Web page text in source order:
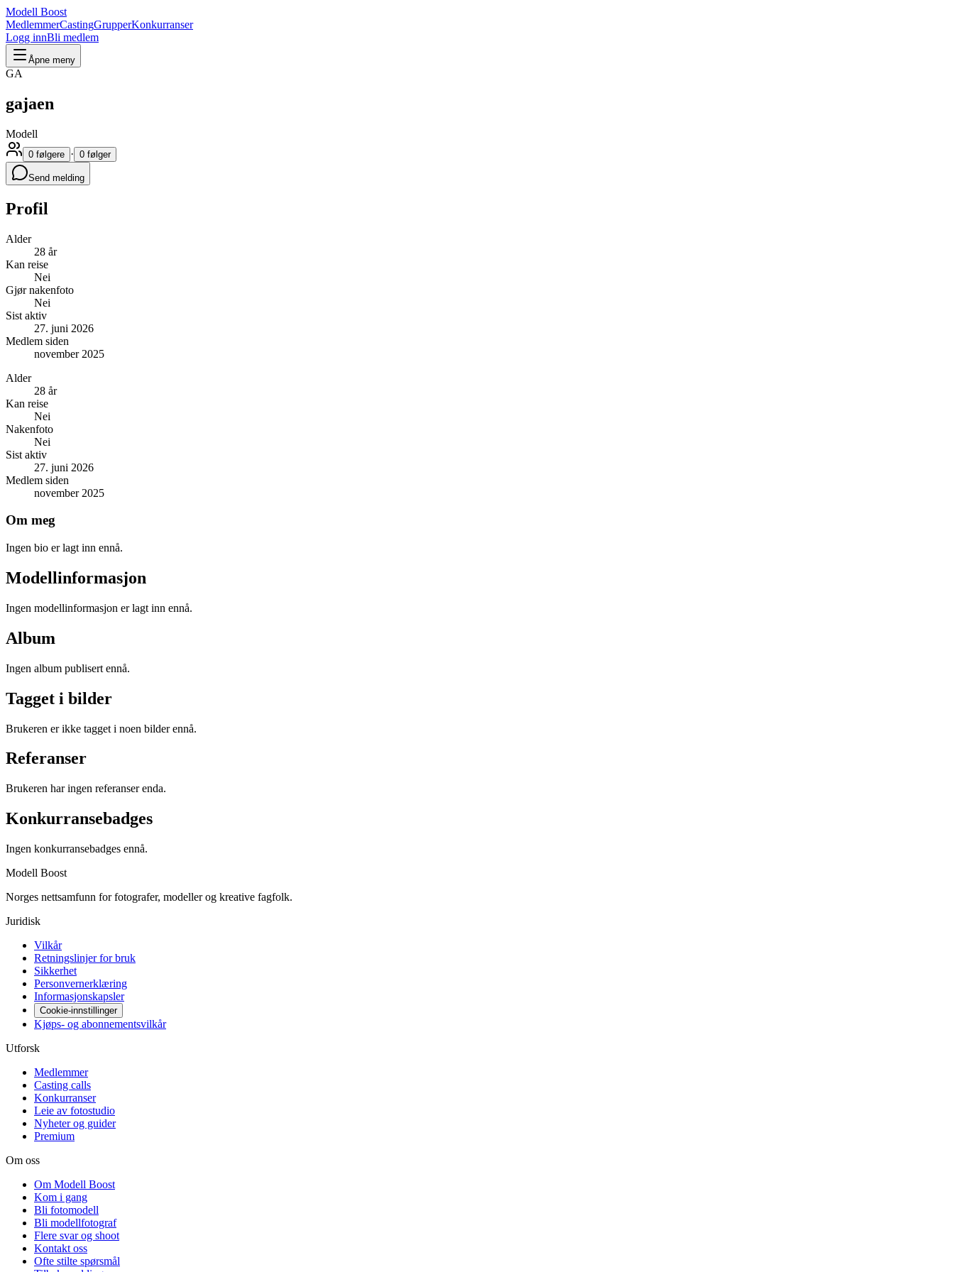
Modell Boost
MedlemmerCastingGrupperKonkurranser
Logg innBli medlem
Åpne meny
GA
gajaen
Modell
0 følgere · 0 følger
Send melding
Profil
Alder
28 år
Kan reise
Nei
Gjør nakenfoto
Nei
Sist aktiv
27. juni 2026
Medlem siden
november 2025
Alder
28 år
Kan reise
Nei
Nakenfoto
Nei
Sist aktiv
27. juni 2026
Medlem siden
november 2025
Om meg
Ingen bio er lagt inn ennå.
Modellinformasjon
Ingen modellinformasjon er lagt inn ennå.
Album
Ingen album publisert ennå.
Tagget i bilder
Brukeren er ikke tagget i noen bilder ennå.
Referanser
Brukeren har ingen referanser enda.
Konkurransebadges
Ingen konkurransebadges ennå.
Modell Boost
Norges nettsamfunn for fotografer, modeller og kreative fagfolk.
Juridisk
Vilkår
Retningslinjer for bruk
Sikkerhet
Personvernerklæring
Informasjonskapsler
Cookie-innstillinger
Kjøps- og abonnementsvilkår
Utforsk
Medlemmer
Casting calls
Konkurranser
Leie av fotostudio
Nyheter og guider
Premium
Om oss
Om Modell Boost
Kom i gang
Bli fotomodell
Bli modellfotograf
Flere svar og shoot
Kontakt oss
Ofte stilte spørsmål